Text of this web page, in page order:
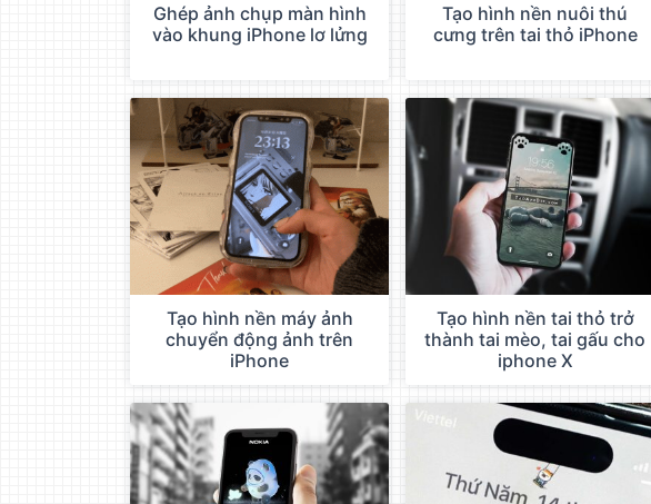
Ghép ảnh chụp màn hình
vào khung iPhone lơ lửng
Tạo hình nền nuôi thú
cưng trên tai thỏ iPhone
Tạo hình nền máy ảnh
chuyển động ảnh trên
iPhone
Tạo hình nền tai thỏ trở
thành tai mèo, tai gấu cho
iphone X